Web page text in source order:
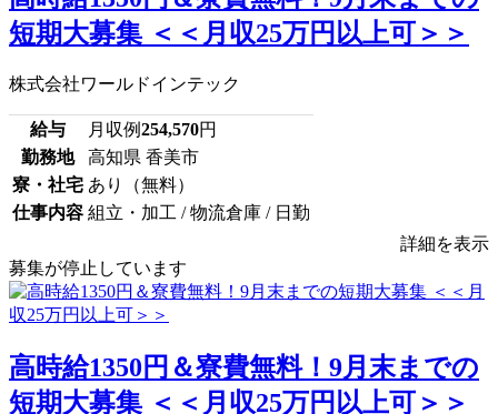
短期大募集 ＜＜月収25万円以上可＞＞
株式会社ワールドインテック
給与 月収例254,570円
勤務地
高知県 香美市
寮・社宅 あり（無料）
仕事内容 組立・加工 / 物流倉庫 / 日勤
詳細を表示
募集が停止しています
高時給1350円＆寮費無料！9月末までの
短期大募集 ＜＜月収25万円以上可＞＞